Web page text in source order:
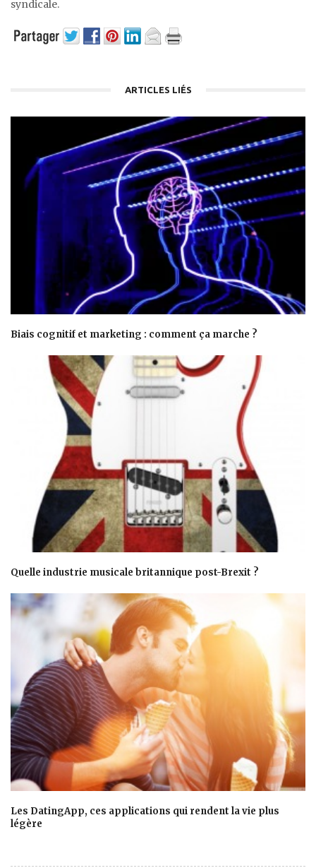
syndicale.
ARTICLES LIÉS
Biais cognitif et marketing : comment ça marche ?
Quelle industrie musicale britannique post-Brexit ?
Les DatingApp, ces applications qui rendent la vie plus
légère